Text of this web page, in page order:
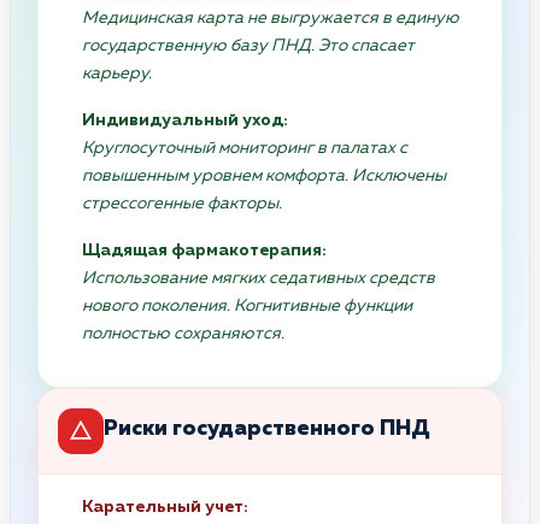
Медицинская карта не выгружается в единую
государственную базу ПНД. Это спасает
карьеру.
Индивидуальный уход:
Круглосуточный мониторинг в палатах с
повышенным уровнем комфорта. Исключены
стрессогенные факторы.
Щадящая фармакотерапия:
Использование мягких седативных средств
нового поколения. Когнитивные функции
полностью сохраняются.
Риски государственного ПНД
Карательный учет: